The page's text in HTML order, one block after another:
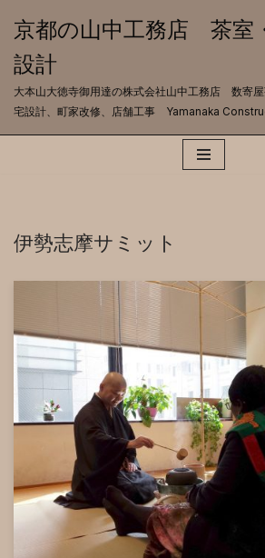
ン
テ
ン
京都の山中工務店 茶室
設計
大本山大徳寺御用達の株式会社山中工務店 数寄
宅設計、町家改修、店舗工事 Yamanaka
伊勢志摩サミット